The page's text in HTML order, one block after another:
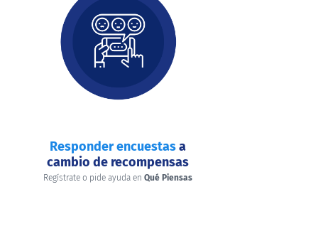
Responder encuestasa
cambio de recompensas
Regístrate o pide ayuda en Qué Piensas